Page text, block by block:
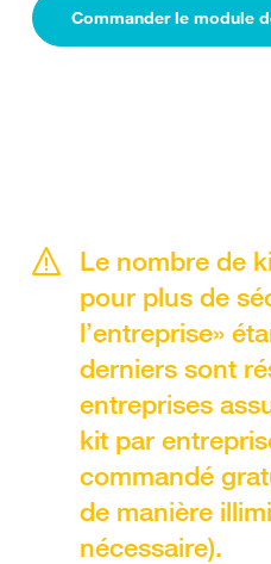
Commander le module
Le nombre de
pour plus de
l’entreprise»
derniers sont
entreprises
kit par
commandé
de manière
nécessaire).